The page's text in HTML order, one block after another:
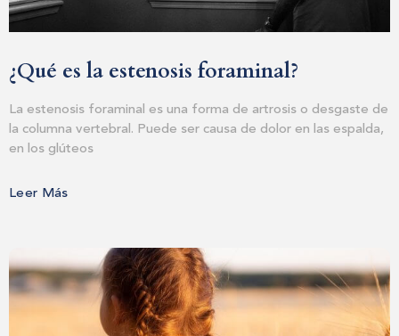
¿Qué es la estenosis foraminal?
La estenosis foraminal es una forma de artrosis o desgaste de
la columna vertebral. Puede ser causa de dolor en las espalda,
en los glúteos
Leer Más